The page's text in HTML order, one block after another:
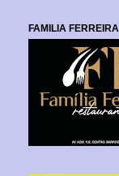
FAMILIA FERREIRA